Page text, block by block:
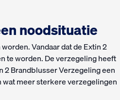
noodsituatie
Vandaar dat de Extin 2
te worden. De verzegeling heeft
2 Brandblusser Verzegeling een
meer sterkere verzegelingen